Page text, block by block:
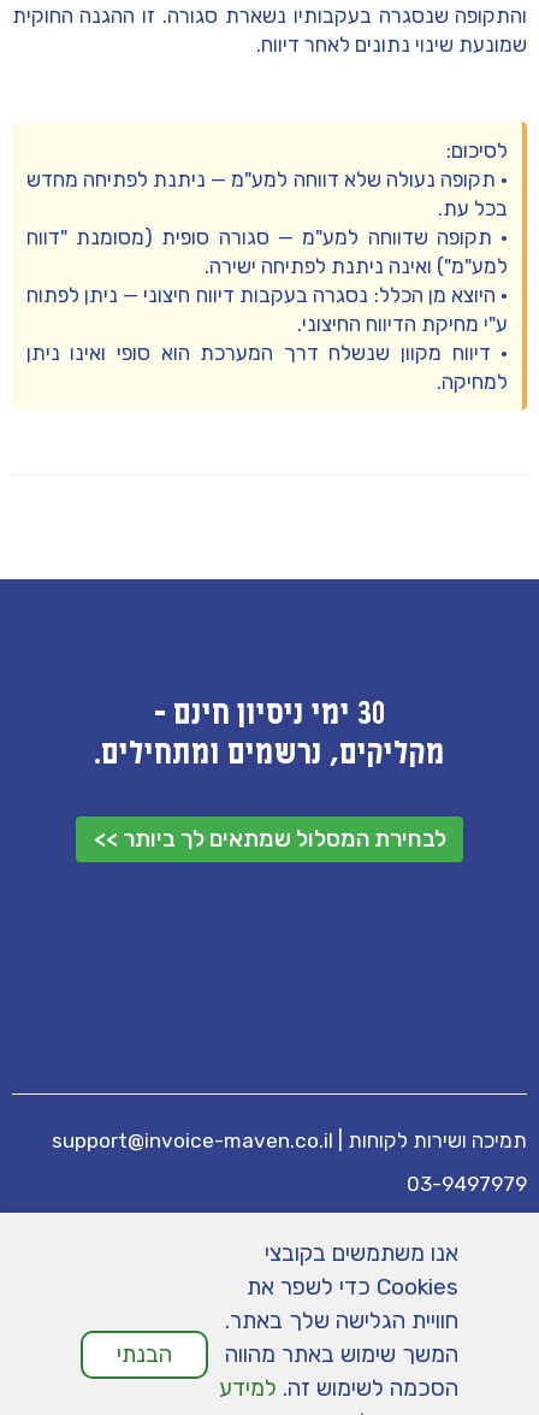
והתקופה שנסגרה בעקבותיו נשארת סגורה. זו ההגנה החוקית
שמונעת שינוי נתונים לאחר דיווח.
לסיכום:
• תקופה נעולה שלא דווחה למע"מ — ניתנת לפתיחה מחדש
בכל עת.
• תקופה שדווחה למע"מ — סגורה סופית (מסומנת "דווח
למע"מ") ואינה ניתנת לפתיחה ישירה.
• היוצא מן הכלל: נסגרה בעקבות דיווח חיצוני — ניתן לפתוח
ע"י מחיקת הדיווח החיצוני.
• דיווח מקוון שנשלח דרך המערכת הוא סופי ואינו ניתן
למחיקה.
30 ימי ניסיון חינם -
מקליקים, נרשמים ומתחילים.
לבחירת המסלול שמתאים לך ביותר >>
תמיכה ושירות לקוחות support@invoice-maven.co.il
03-9497979
תמיכה
הצהרת נגישות
| מדיניות פרטיות
אנו משתמשים בקובצי
Cookies כדי לשפר את
חוויית הגלישה שלך באתר.
המשך שימוש באתר מהווה
הסכמה לשימוש זה. למידע
הבנתי